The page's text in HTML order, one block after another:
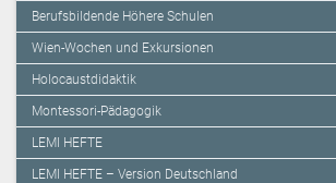
Berufsbildende Höhere Schulen
Wien-Wochen und Exkursionen
Holocaustdidaktik
Montessori-Pädagogik
LEMI HEFTE
LEMI HEFTE – Version Deutschland